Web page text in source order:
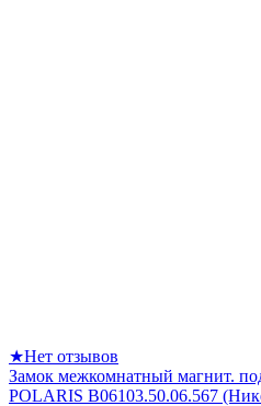
★Нет отзывов
Замок межкомнатный магнит.
POLARIS B06103.50.06.567